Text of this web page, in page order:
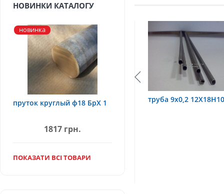
труба 9х0,2 12Х18Н10Т труба 75х1,5,
НОВИНКИ КАТАЛОГУ
новинка
пруток круглый ф18 БрХ 1
1817 грн.
ПОКАЗАТИ ВСІ ТОВАРИ